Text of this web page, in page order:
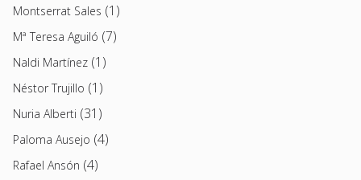
Montserrat Sales (1)
Mª Teresa Aguiló (7)
Naldi Martínez (1)
Néstor Trujillo (1)
Nuria Alberti (31)
Paloma Ausejo (4)
Rafael Ansón (4)